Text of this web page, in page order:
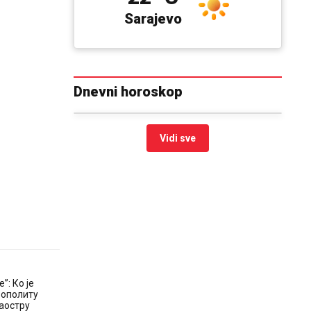
Sarajevo
Dnevni horoskop
Vidi sve